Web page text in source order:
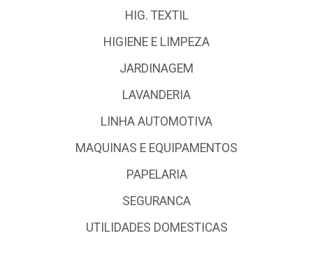
HIG. TEXTIL
HIGIENE E LIMPEZA
JARDINAGEM
LAVANDERIA
LINHA AUTOMOTIVA
MAQUINAS E EQUIPAMENTOS
PAPELARIA
SEGURANCA
UTILIDADES DOMESTICAS